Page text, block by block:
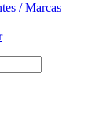
/ Marcas